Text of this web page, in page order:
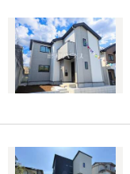
イ
ペ
ー
ジ
に
存
る